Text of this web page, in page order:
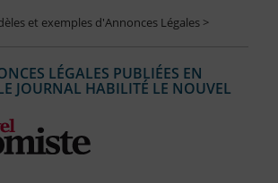
et exemples d'Annonces Légales >
LÉGALES PUBLIÉES EN
JOURNAL HABILITÉ LE NOUVEL